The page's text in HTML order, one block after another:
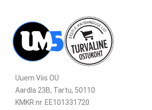
Uuem Viis OÜ
Aardla 23B, Tartu, 50110
KMKR nr. EE101331720